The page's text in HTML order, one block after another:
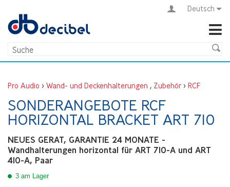
Deutsch
Pro Audio > Wand- und Deckenhalterungen , Zubehör > RCF
SONDERANGEBOTE RCF
HORIZONTAL BRACKET ART 710
NEUES GERAT, GARANTIE 24 MONATE -
Wandhalterungen horizontal für ART 710-A und ART
410-A, Paar
3 am Lager